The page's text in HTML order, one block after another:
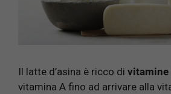
Il latte d’asina è ricco di vitamine
vitamina A fino ad arrivare alla